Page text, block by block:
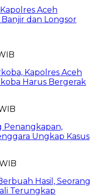
Aceh
dan Longsor
Kapolres Aceh
Harus Bergerak
Penangkapan,
Ungkap Kasus
Hasil, Seorang
Terungkap